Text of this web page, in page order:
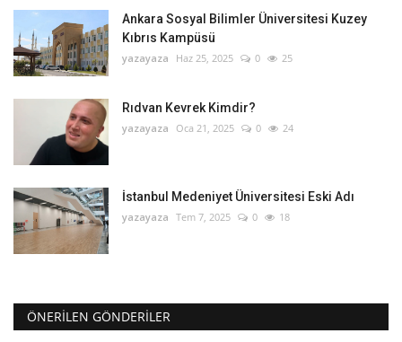
Ankara Sosyal Bilimler Üniversitesi Kuzey
Kıbrıs Kampüsü
yazayaza Haz 25, 2025 0 25
Rıdvan Kevrek Kimdir?
yazayaza Oca 21, 2025 0 24
İstanbul Medeniyet Üniversitesi Eski Adı
yazayaza Tem 7, 2025 0 18
ÖNERILEN GÖNDERILER